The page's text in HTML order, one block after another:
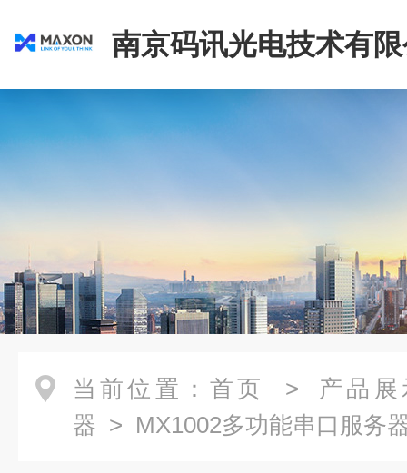
南京码讯光电技术有
当前位置： 首页 > 产品展
器 > MX1002多功能串口服务